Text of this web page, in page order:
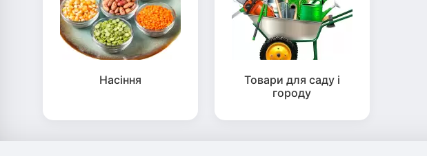
Насіння
Товари для саду і
городу